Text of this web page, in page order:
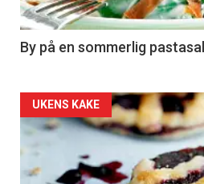
-
5
By på en sommerlig
Forsiden
akkurat
nå
UKENS KAKE